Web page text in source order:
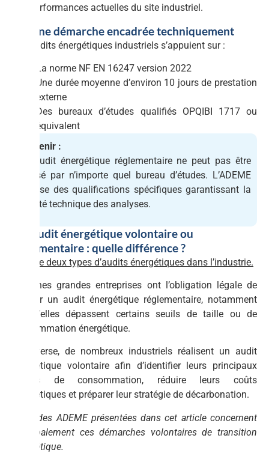
des performances actuelles du site industriel.
3.1 Une démarche encadrée techniquement
Les audits énergétiques industriels s’appuient sur :
La norme NF EN 16247 version 2022
Une durée moyenne d’environ 10 jours de prestation
externe
Des bureaux d’études qualifiés OPQIBI 1717 ou
équivalent
À retenir :
Un audit énergétique réglementaire ne peut pas être
réalisé par n’importe quel bureau d’études. L’ADEME
impose des qualifications spécifiques garantissant la
qualité technique des analyses.
3.2 Audit énergétique volontaire ou
réglementaire : quelle différence ?
Il existe deux types d’audits énergétiques dans l’industrie.
Certaines grandes entreprises ont l’obligation légale de
réaliser un audit énergétique réglementaire, notamment
lorsqu’elles dépassent certains seuils de taille ou de
consommation énergétique.
À l’inverse, de nombreux industriels réalisent un audit
énergétique volontaire afin d’identifier leurs principaux
postes de consommation, réduire leurs coûts
énergétiques et préparer leur stratégie de décarbonation.
Les aides ADEME présentées dans cet article concernent
principalement ces démarches volontaires de transition
énergétique.